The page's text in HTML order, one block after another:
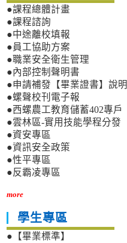
●課程總體計畫
●課程諮詢
●中途離校填報
●員工協助方案
●職業安全衛生管理
●內部控制聲明書
●申請補發【畢業證書】說明
●螺聲校刊電子報
●西螺農工教育儲蓄402專戶
●雲林區-實用技能學程分發
●資安專區
●資訊安全政策
●性平專區
●反霸凌專區
more
學生專區
●【畢業標準】